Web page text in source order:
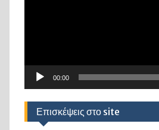
00:00
Επισκέψεις στο site